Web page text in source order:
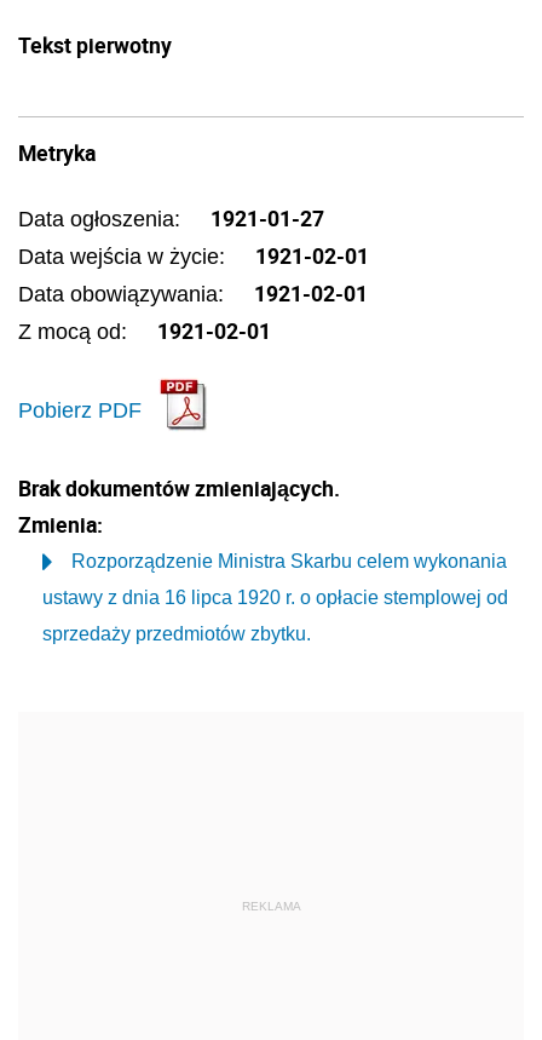
Tekst pierwotny
Metryka
Data ogłoszenia: 1921-01-27
Data wejścia w życie: 1921-02-01
Data obowiązywania: 1921-02-01
Z mocą od: 1921-02-01
Pobierz PDF
Brak dokumentów zmieniających.
Zmienia:
Rozporządzenie Ministra Skarbu celem wykonania
ustawy z dnia 16 lipca 1920 r. o opłacie stemplowej od
sprzedaży przedmiotów zbytku.